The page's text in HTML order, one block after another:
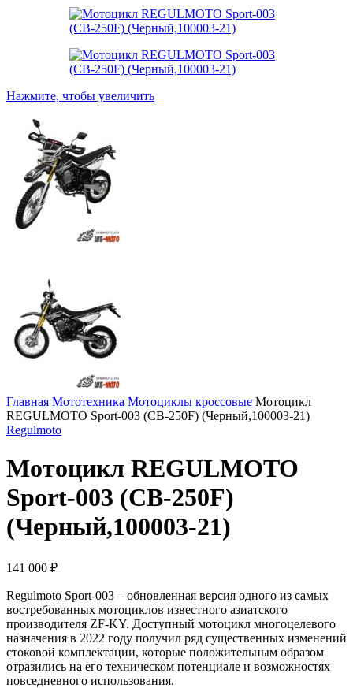
Нажмите, чтобы увеличить
Главная Мототехника Мотоциклы кроссовые Мотоцикл
REGULMOTO Sport-003 (CB-250F) (Черный,100003-21)
Regulmoto
Мотоцикл REGULMOTO
Sport-003 (CB-250F)
(Черный,100003-21)
141 000 ₽
Regulmoto Sport-003 – обновленная версия одного из самых
востребованных мотоциклов известного азиатского
производителя ZF-KY. Доступный мотоцикл многоцелевого
назначения в 2022 году получил ряд существенных изменений
стоковой комплектации, которые положительным образом
отразились на его техническом потенциале и возможностях
повседневного использования.